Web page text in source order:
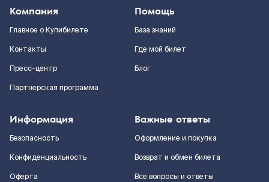
Компания
Главное о Купибилете
Контакты
Пресс-центр
Партнерская программа
Помощь
База знаний
Где мой билет
Блог
Информация
Безопасность
Конфиденциальность
Оферта
Важные ответы
Оформление и покупка
Возврат и обмен билета
Все вопросы и ответы